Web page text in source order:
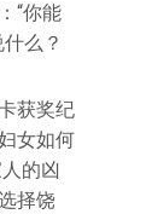
“你能
么？
获奖纪
女如何
的凶
择饶